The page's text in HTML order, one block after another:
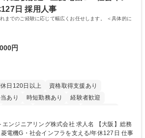
日 採用人事
までのご経験に応じて幅広くお任せします。 ＜具体的に
円
日120日以上
資格取得支援あり
あり 時短勤務あり
経験者歓迎
み 服装自由 寮・社宅あり 食事補助あり
リング株式会社 求人名 【大阪】総務
機G・社会インフラを支える/年休127日 仕事